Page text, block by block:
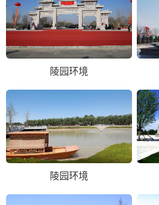
陵园环境
陵园环境